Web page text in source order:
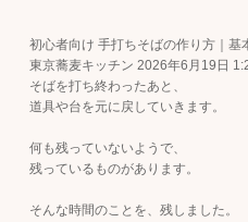
初心者向け 手打ちそばの作り方｜基
東京蕎麦キッチン 2026年6月19日
そばを打ち終わったあと、
道具や台を元に戻していきます。
何も残っていないようで、
残っているものがあります。
そんな時間のことを、残しました。